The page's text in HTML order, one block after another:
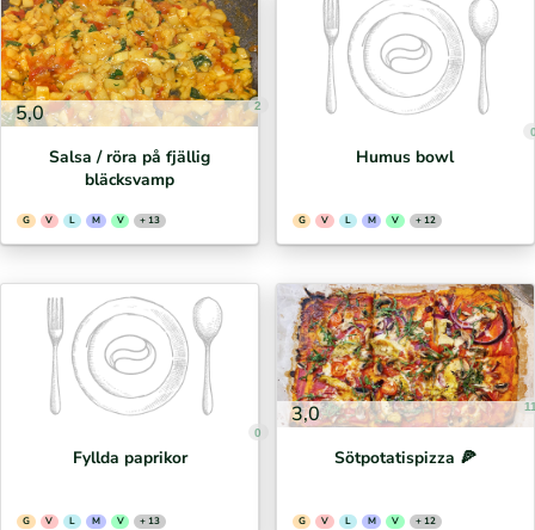
5,0 2
Salsa / röra på fjällig
bläcksvamp
G V L M V + 13
Humus bowl
G V L M V + 12
0
Fyllda paprikor
G V L M V + 13
3,0
Sötpotatispizza 🍕⁣
G V L M V + 12